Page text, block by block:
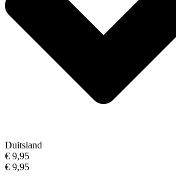
Duitsland
€ 9,95
€ 9,95